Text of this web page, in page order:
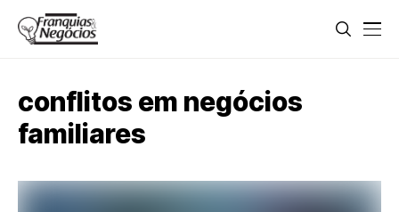
conflitos em negócios
familiares